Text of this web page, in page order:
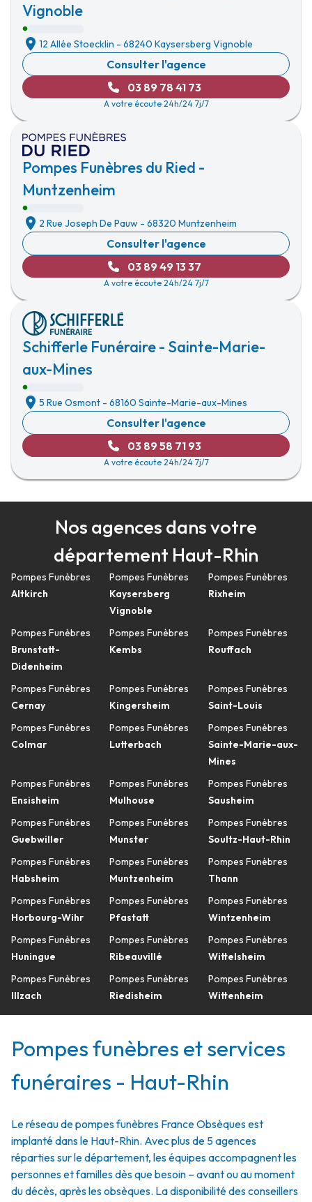
Vignoble
12 Allée Stoecklin - 68240 Kaysersberg Vignoble
Consulter l'agence
03 89 78 41 73
A votre écoute 24h/24 7j/7
Pompes Funèbres du Ried -
Muntzenheim
2 Rue Joseph De Pauw - 68320 Muntzenheim
Consulter l'agence
03 89 49 13 37
A votre écoute 24h/24 7j/7
Schifferle Funéraire - Sainte-Marie-
aux-Mines
5 Rue Osmont - 68160 Sainte-Marie-aux-Mines
Consulter l'agence
03 89 58 71 93
A votre écoute 24h/24 7j/7
Nos agences dans votre
département Haut-Rhin
Pompes Funèbres
Altkirch
Pompes Funèbres
Brunstatt-
Didenheim
Pompes Funèbres
Cernay
Pompes Funèbres
Colmar
Pompes Funèbres
Ensisheim
Pompes Funèbres
Guebwiller
Pompes Funèbres
Habsheim
Pompes Funèbres
Horbourg-Wihr
Pompes Funèbres
Huningue
Pompes Funèbres
Illzach
Pompes Funèbres
Kaysersberg
Vignoble
Pompes Funèbres
Kembs
Pompes Funèbres
Kingersheim
Pompes Funèbres
Lutterbach
Pompes Funèbres
Mulhouse
Pompes Funèbres
Munster
Pompes Funèbres
Muntzenheim
Pompes Funèbres
Pfastatt
Pompes Funèbres
Ribeauvillé
Pompes Funèbres
Riedisheim
Pompes Funèbres
Rixheim
Pompes Funèbres
Rouffach
Pompes Funèbres
Saint-Louis
Pompes Funèbres
Sainte-Marie-aux-
Mines
Pompes Funèbres
Sausheim
Pompes Funèbres
Soultz-Haut-Rhin
Pompes Funèbres
Thann
Pompes Funèbres
Wintzenheim
Pompes Funèbres
Wittelsheim
Pompes Funèbres
Wittenheim
Pompes funèbres et services
funéraires - Haut-Rhin
Le réseau de pompes funèbres France Obsèques est
implanté dans le Haut-Rhin. Avec plus de 5 agences
réparties sur le département, les équipes accompagnent les
personnes et familles dès que besoin – avant ou au moment
du décès, après les obsèques. La disponibilité des conseillers